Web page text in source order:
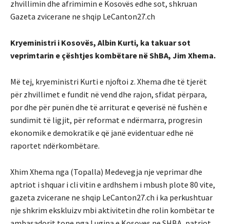
zhvillimin dhe afrimimin e Kosovës edhe sot, shkruan
Gazeta zvicerane ne shqip LeCanton27.ch
Kryeministri i Kosovës, Albin Kurti, ka takuar sot
veprimtarin e çështjes kombëtare në ShBA, Jim Xhema.
Më tej, kryeministri Kurti e njoftoi z. Xhema dhe të tjerët
për zhvillimet e fundit në vend dhe rajon, sfidat përpara,
por dhe për punën dhe të arriturat e qeverisë në fushën e
sundimit të ligjit, për reformat e ndërmarra, progresin
ekonomik e demokratik e që janë evidentuar edhe në
raportet ndërkombëtare.
Xhim Xhema nga (Topalla) Medevegja nje veprimar dhe
aptriot i shquar i cli vitin e ardhshem i mbush plote 80 vite,
gazeta zvicerane ne shqip LeCanton27.ch i ka perkushtuar
nje shkrim ekskluizv mbi aktivitetin dhe rolin kombëtar te